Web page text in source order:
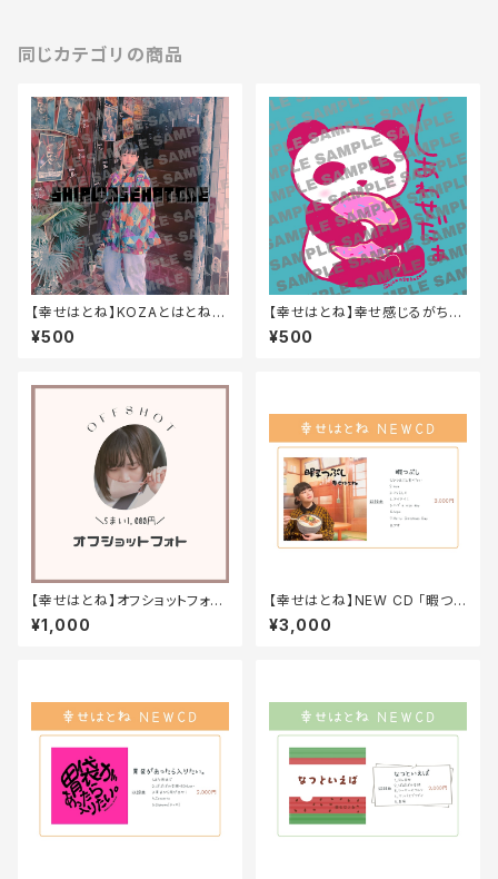
同じカテゴリの商品
【幸せはとね】KOZAとはとね
缶バッジ
¥500
【幸せはとね】幸せ感じるがちま
いパンダ ステッカー
¥500
【幸せはとね】オフショットフォト
セット（5枚セット）
¥1,000
【幸せはとね】NEW CD 「暇つぶ
し」
¥3,000